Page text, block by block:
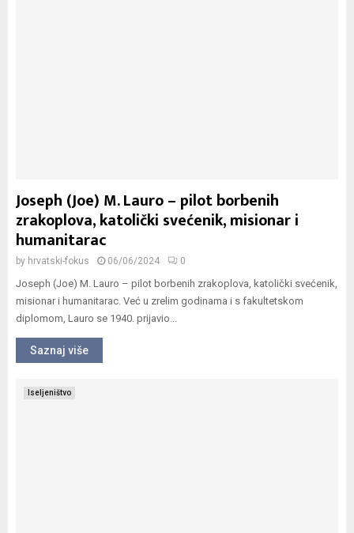
Joseph (Joe) M. Lauro – pilot borbenih
zrakoplova, katolički svećenik, misionar i
humanitarac
by hrvatski-fokus 06/06/2024 0
Joseph (Joe) M. Lauro – pilot borbenih zrakoplova, katolički svećenik,
misionar i humanitarac. Već u zrelim godinama i s fakultetskom
diplomom, Lauro se 1940. prijavio...
Saznaj više
Iseljeništvo